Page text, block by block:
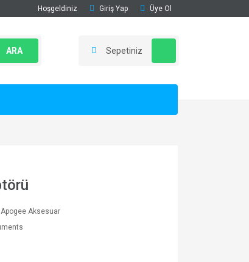
Hoşgeldiniz Giriş Yap Üye Ol
ARA Sepetiniz
Apogee Aksesuar